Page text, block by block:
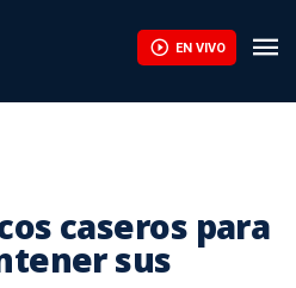
EN VIVO
caseros para
sus